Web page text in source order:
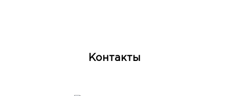
Контакты